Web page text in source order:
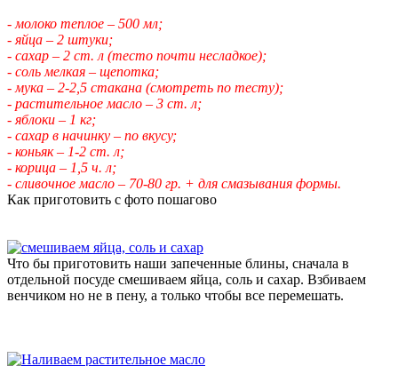
- молоко теплое – 500 мл;
- яйца – 2 штуки;
- сахар – 2 ст. л (тесто почти несладкое);
- соль мелкая – щепотка;
- мука – 2-2,5 стакана (смотреть по тесту);
- растительное масло – 3 ст. л;
- яблоки – 1 кг;
- сахар в начинку – по вкусу;
- коньяк – 1-2 ст. л;
- корица – 1,5 ч. л;
- сливочное масло – 70-80 гр. + для смазывания формы.
Как приготовить с фото пошагово
Что бы приготовить наши запеченные блины, сначала в
отдельной посуде смешиваем яйца, соль и сахар. Взбиваем
венчиком но не в пену, а только чтобы все перемешать.